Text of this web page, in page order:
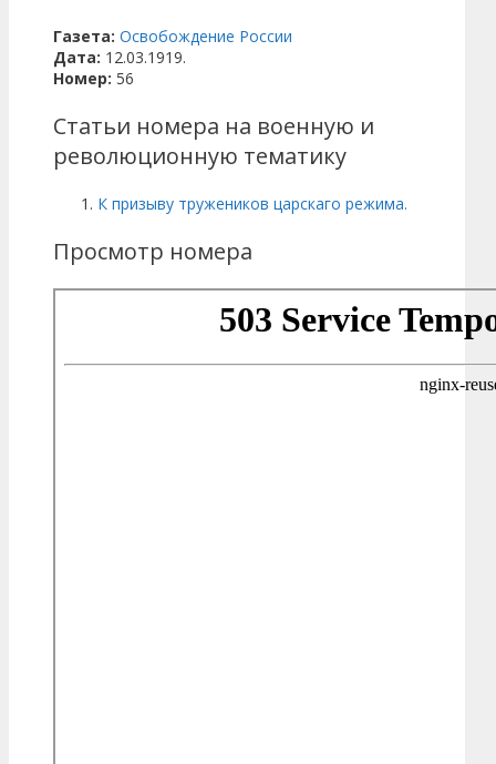
Газета: Освобождение России
Дата: 12.03.1919.
Номер: 56
Статьи номера на военную и
революционную тематику
К призыву тружеников царскаго режима.
Просмотр номера